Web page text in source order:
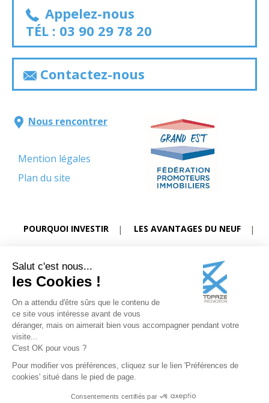
Appelez-nous
TÉL : 03 90 29 78 20
Contactez-nous
Nous rencontrer
Mention légales
Plan du site
POURQUOI INVESTIR LES AVANTAGES DU NEUF
PROGRAMMES STRASBOURG NORD
PROGRAMMES STRASBOURG SUD
TROUVEZ VOTRE BIEN IMMOBILIER
Salut c'est nous...
les Cookies !
On a attendu d'être sûrs que le contenu de
ce site vous intéresse avant de vous
déranger, mais on aimerait bien vous accompagner pendant votre
visite...
C'est OK pour vous ?
Pour modifier vos préférences, cliquez sur le lien 'Préférences de
cookies' situé dans le pied de page.
Consentements certifiés par